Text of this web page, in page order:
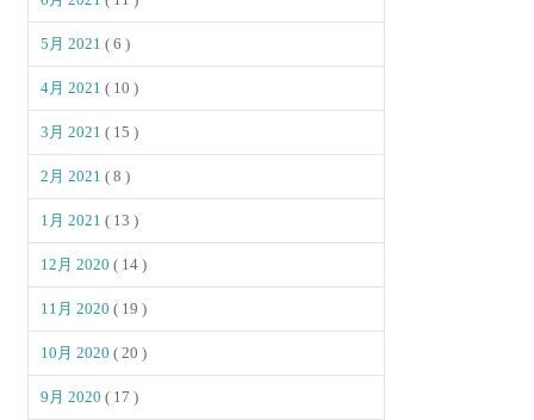
5月 2021( 6 )
4月 2021( 10 )
3月 2021( 15 )
2月 2021( 8 )
1月 2021( 13 )
12月 2020( 14 )
11月 2020( 19 )
10月 2020( 20 )
9月 2020( 17 )